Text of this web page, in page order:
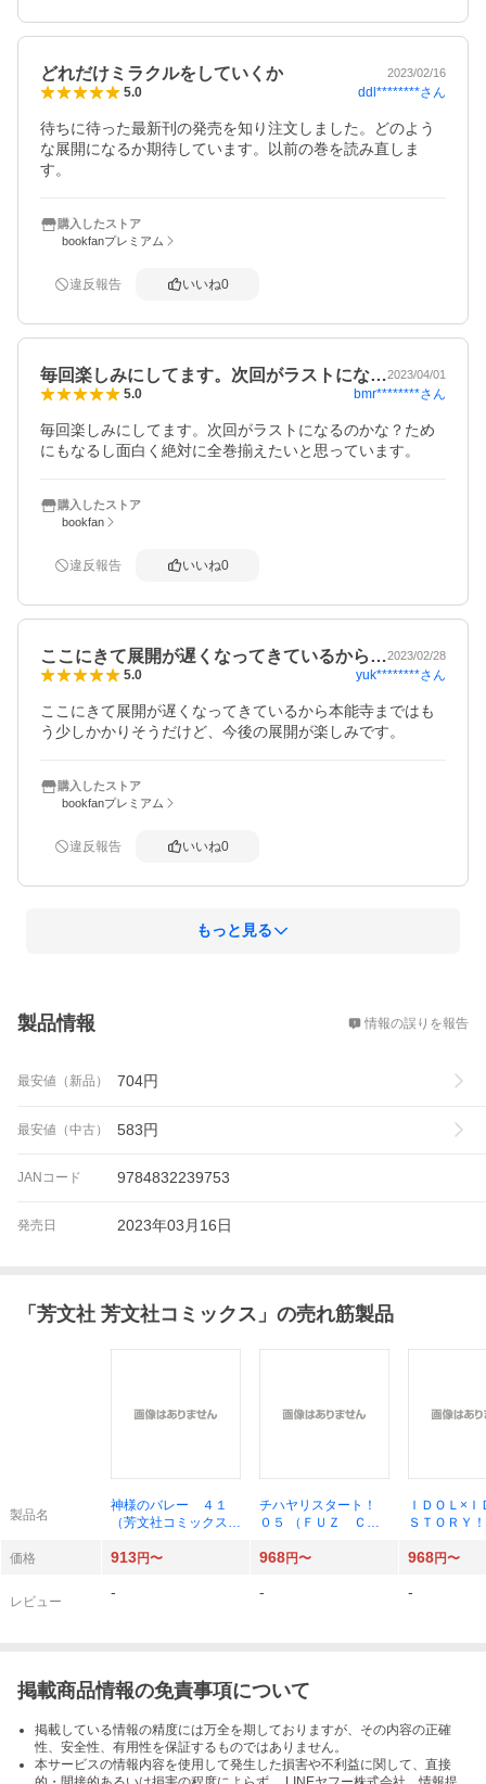
どれだけミラクルをしていくか 2023/02/16
5.0 ddl********さん
待ちに待った最新刊の発売を知り注文しました。どのよう
な展開になるか期待しています。以前の巻を読み直しま
す。
購入したストア
bookfanプレミアム
違反報告 いいね0
毎回楽しみにしてます。次回がラストにな…2023/04/01
5.0 bmr********さん
毎回楽しみにしてます。次回がラストになるのかな？ため
にもなるし面白く絶対に全巻揃えたいと思っています。
購入したストア
bookfan
違反報告 いいね0
ここにきて展開が遅くなってきているから…2023/02/28
5.0 yuk********さん
ここにきて展開が遅くなってきているから本能寺まではも
う少しかかりそうだけど、今後の展開が楽しみです。
購入したストア
bookfanプレミアム
違反報告 いいね0
もっと見る
製品情報 情報の誤りを報告
最安値（新品） 704円
最安値（中古） 583円
JANコード 9784832239753
発売日 2023年03月16日
「 芳文社 芳文社コミックス 」の売れ筋製品
製品名
神様のバレー ４１
（芳文社コミックス）
チハヤリスタート！
０５ （ＦＵＺ ＣＯ
ホロウ／著
ＩＤＯＬ×
ＳＴＯＲＹ
Ｓ） 得能正
価格 913円〜 968円〜 968円〜
レビュー
- - -
掲載商品情報の免責事項について
掲載している情報の精度には万全を期しておりますが、その内容の正確
性、安全性、有用性を保証するものではありません。
本サービスの情報内容を使用して発生した損害や不利益に関して、直接